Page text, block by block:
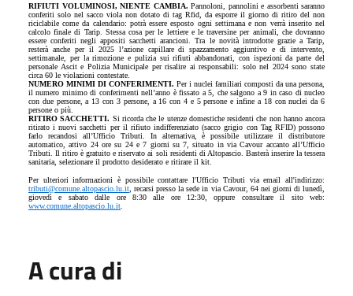
RIFIUTI VOLUMINOSI, NIENTE CAMBIA. Pannoloni, pannolini e assorbenti saranno
conferiti solo nel sacco viola non dotato di tag Rfid, da esporre il giorno di ritiro del non
riciclabile come da calendario: potrà essere esposto ogni settimana e non verrà inserito nel
calcolo finale di Tarip. Stessa cosa per le lettiere e le traversine per animali, che dovranno
essere conferiti negli appositi sacchetti arancioni. Tra le novità introdotte grazie a Tarip,
resterà anche per il 2025 l’azione capillare di spazzamento aggiuntivo e di intervento,
settimanale, per la rimozione e pulizia sui rifiuti abbandonati, con ispezioni da parte del
personale Ascit e Polizia Municipale per risalire ai responsabili: solo nel 2024 sono state
circa 60 le violazioni contestate.
NUMERO MINIMI DI CONFERIMENTI. Per i nuclei familiari composti da una persona,
il numero minimo di conferimenti nell’anno è fissato a 5, che salgono a 9 in caso di nucleo
con due persone, a 13 con 3 persone, a 16 con 4 e 5 persone e infine a 18 con nuclei da 6
persone o più.
RITIRO SACCHETTI. Si ricorda che le utenze domestiche residenti che non hanno ancora
ritirato i nuovi sacchetti per il rifiuto indifferenziato (sacco grigio con Tag RFID) possono
farlo recandosi all’Ufficio Tributi. In alternativa, è possibile utilizzare il distributore
automatico, attivo 24 ore su 24 e 7 giorni su 7, situato in via Cavour accanto all’Ufficio
Tributi. Il ritiro è gratuito e riservato ai soli residenti di Altopascio. Basterà inserire la tessera
sanitaria, selezionare il prodotto desiderato e ritirare il kit.
Per ulteriori informazioni è possibile contattare l'Ufficio Tributi via email all'indirizzo:
tributi@comune.altopascio.lu.it , recarsi presso la sede in via Cavour, 64 nei giorni di lunedì,
giovedì e sabato dalle ore 8:30 alle ore 12:30, oppure consultare il sito web:
www.comune.altopascio.lu.it
A cura di